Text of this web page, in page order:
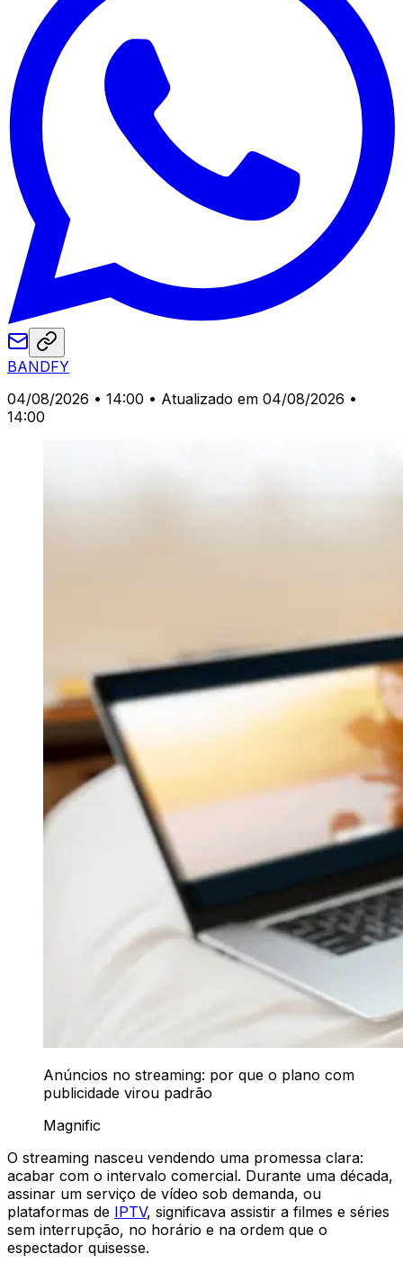
BANDFY
04/08/2026 • 14:00 • Atualizado em 04/08/2026 •
14:00
Anúncios no streaming: por que o plano com
publicidade virou padrão
Magnific
O streaming nasceu vendendo uma promessa clara:
acabar com o intervalo comercial. Durante uma década,
assinar um serviço de vídeo sob demanda, ou
plataformas de IPTV, significava assistir a filmes e séries
sem interrupção, no horário e na ordem que o
espectador quisesse.